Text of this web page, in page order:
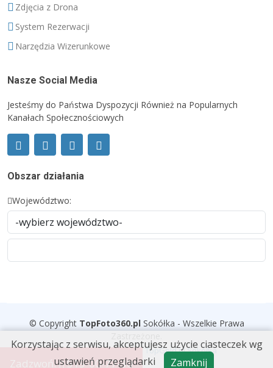
Zdjęcia z Drona
System Rezerwacji
Narzędzia Wizerunkowe
Nasze Social Media
Jesteśmy do Państwa Dyspozycji Również na Popularnych
Kanałach Społecznościowych
Obszar działania
Województwo:
© Copyright TopFoto360.plSokółka - Wszelkie Prawa
Wykonanie i wdrożenieTopGold.pl Sokółka
Korzystając z serwisu, akceptujesz użycie ciasteczek wg
ustawień przeglądarki
Zamknij
Zadzwoń: 515-00-77-30